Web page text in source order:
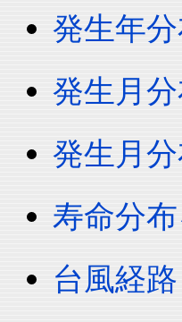
発生年
発生月
発生月
寿命分
台風経